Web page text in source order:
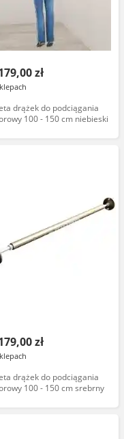
zł
drążek do podciągania
100 - 150 cm niebieski
zł
drążek do podciągania
100 - 150 cm srebrny